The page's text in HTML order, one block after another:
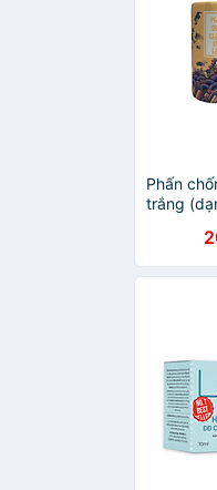
Phấn
trắng